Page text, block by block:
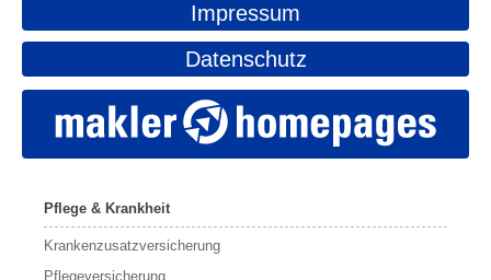
Impressum
Datenschutz
Pflege & Krankheit
Krankenzusatzversicherung
Pflegeversicherung